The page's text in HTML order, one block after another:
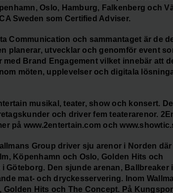
Oslo, Hamburg, Falkenberg och
Sweden som Certified Adviser.
Communication och sammantaget är de
planerar, utvecklar och genomför event
Brand Engagement vilket innebär att
möten, upplevelser och digitala
musikal, teater, show och konsert.
och driver fem teaterarenor.
på www.2entertain.com och
Group driver sju arenor i Norden där
Köpenhamn och Oslo, Golden Hits och
Den sjunde arenan, Ballbreaker i
mat- och dryckesservering. Inom
Hits och The Concept. På